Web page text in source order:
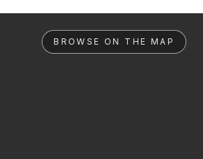
BROWSE ON THE MAP